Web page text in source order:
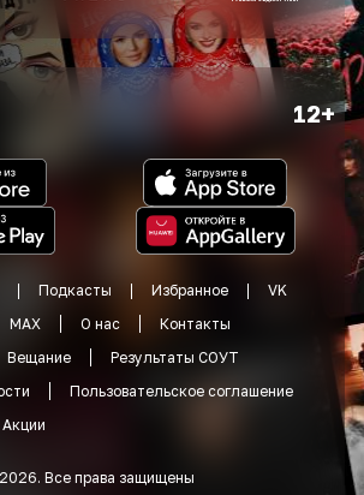
12+
Подкасты Избранное
VK
MAX О нас
Контакты
Вещание
Результаты СОУТ
Пользовательское соглашение
Акции
2026. Все права защищены